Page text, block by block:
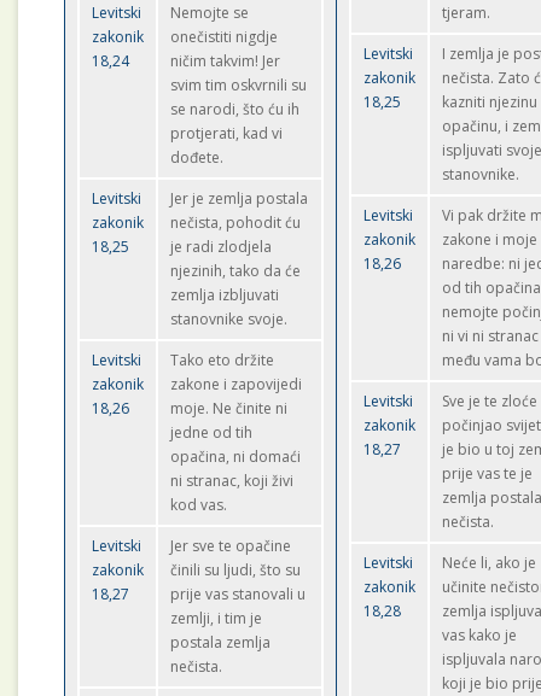
Levitski
zakonik
18,24
Nemojte se
onečistiti nigdje
ničim takvim! Jer
svim tim oskvrnili su
se narodi, što ću ih
protjerati, kad vi
dođete.
Levitski
zakonik
18,25
Jer je zemlja postala
nečista, pohodit ću
je radi zlodjela
njezinih, tako da će
zemlja izbljuvati
stanovnike svoje.
Levitski
zakonik
18,26
Tako eto držite
zakone i zapovijedi
moje. Ne činite ni
jedne od tih
opačina, ni domaći
ni stranac, koji živi
kod vas.
Levitski
zakonik
18,27
Jer sve te opačine
činili su ljudi, što su
prije vas stanovali u
zemlji, i tim je
postala zemlja
nečista.
tjeram.
Levitski
zakonik
18,25
I zemlja je
nečista. Zato
kazniti njezinu
opačinu, i
ispljuvati
stanovnike.
Levitski
zakonik
18,26
Vi pak držite
zakone i moje
naredbe: ni
od tih opačina
nemojte
ni vi ni
među vama
Levitski
zakonik
18,27
Sve je te zloće
počinjao
je bio u toj
prije vas te je
zemlja
nečista.
Levitski
zakonik
18,28
Neće li, ako je
učinite
zemlja
vas kako je
ispljuvala
koji je bio